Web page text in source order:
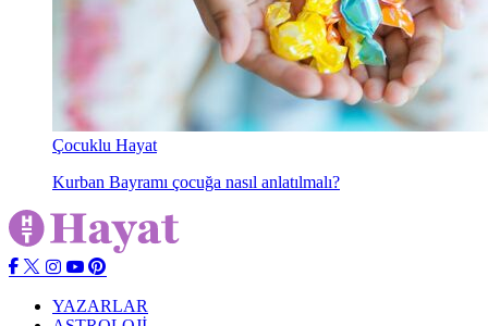
Çocuklu Hayat
Kurban Bayramı çocuğa nasıl anlatılmalı?
YAZARLAR